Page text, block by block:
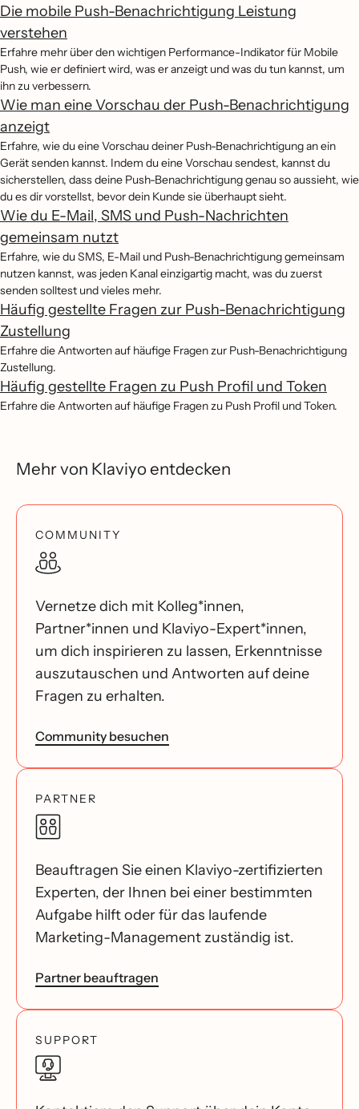
Die mobile Push-Benachrichtigung Leistung
verstehen
Erfahre mehr über den wichtigen Performance-Indikator für Mobile
Push, wie er definiert wird, was er anzeigt und was du tun kannst, um
ihn zu verbessern.
Wie man eine Vorschau der Push-Benachrichtigung
anzeigt
Erfahre, wie du eine Vorschau deiner Push-Benachrichtigung an ein
Gerät senden kannst. Indem du eine Vorschau sendest, kannst du
sicherstellen, dass deine Push-Benachrichtigung genau so aussieht, wie
du es dir vorstellst, bevor dein Kunde sie überhaupt sieht.
Wie du E-Mail, SMS und Push-Nachrichten
gemeinsam nutzt
Erfahre, wie du SMS, E-Mail und Push-Benachrichtigung gemeinsam
nutzen kannst, was jeden Kanal einzigartig macht, was du zuerst
senden solltest und vieles mehr.
Häufig gestellte Fragen zur Push-Benachrichtigung
Zustellung
Erfahre die Antworten auf häufige Fragen zur Push-Benachrichtigung
Zustellung.
Häufig gestellte Fragen zu Push Profil und Token
Erfahre die Antworten auf häufige Fragen zu Push Profil und Token.
Mehr von Klaviyo entdecken
COMMUNITY
Vernetze dich mit Kolleg*innen,
Partner*innen und Klaviyo-Expert*innen,
um dich inspirieren zu lassen, Erkenntnisse
auszutauschen und Antworten auf deine
Fragen zu erhalten.
Community besuchen
PARTNER
Beauftragen Sie einen Klaviyo-zertifizierten
Experten, der Ihnen bei einer bestimmten
Aufgabe hilft oder für das laufende
Marketing-Management zuständig ist.
Partner beauftragen
SUPPORT